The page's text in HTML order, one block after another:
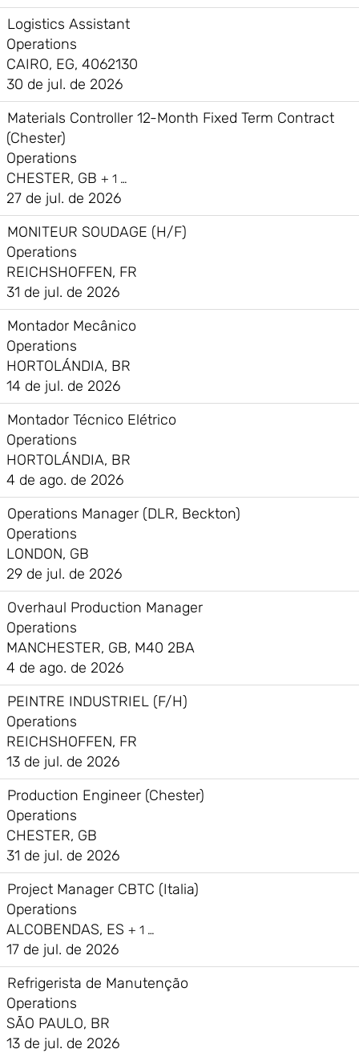
Logistics Assistant
Operations
CAIRO, EG, 4062130
30 de jul. de 2026
Materials Controller 12-Month Fixed Term Contract
(Chester)
Operations
CHESTER, GB + 1 …
27 de jul. de 2026
MONITEUR SOUDAGE (H/F)
Operations
REICHSHOFFEN, FR
31 de jul. de 2026
Montador Mecânico
Operations
HORTOLÁNDIA, BR
14 de jul. de 2026
Montador Técnico Elétrico
Operations
HORTOLÁNDIA, BR
4 de ago. de 2026
Operations Manager (DLR, Beckton)
Operations
LONDON, GB
29 de jul. de 2026
Overhaul Production Manager
Operations
MANCHESTER, GB, M40 2BA
4 de ago. de 2026
PEINTRE INDUSTRIEL (F/H)
Operations
REICHSHOFFEN, FR
13 de jul. de 2026
Production Engineer (Chester)
Operations
CHESTER, GB
31 de jul. de 2026
Project Manager CBTC (Italia)
Operations
ALCOBENDAS, ES + 1 …
17 de jul. de 2026
Refrigerista de Manutenção
Operations
SÃO PAULO, BR
13 de jul. de 2026